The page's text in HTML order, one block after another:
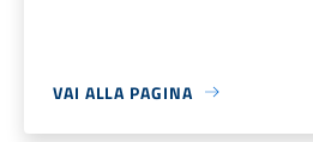
VAI ALLA PAGINA